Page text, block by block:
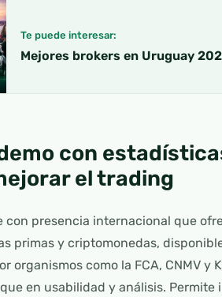
Te puede interesar:
Mejores brokers en Uruguay
con
el trading
con presencia internacional que
primas y criptomonedas,
organismos como la FCA, CNMV
en usabilidad y análisis.